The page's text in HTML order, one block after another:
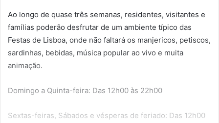
Ao longo de quase três semanas, residentes, visitantes e
famílias poderão desfrutar de um ambiente típico das
Festas de Lisboa, onde não faltará os manjericos, petiscos,
sardinhas, bebidas, música popular ao vivo e muita
animação.
Domingo a Quinta-feira: Das 12h00 às 22h00
Sextas-feiras, Sábados e vésperas de feriado: Das 12h00